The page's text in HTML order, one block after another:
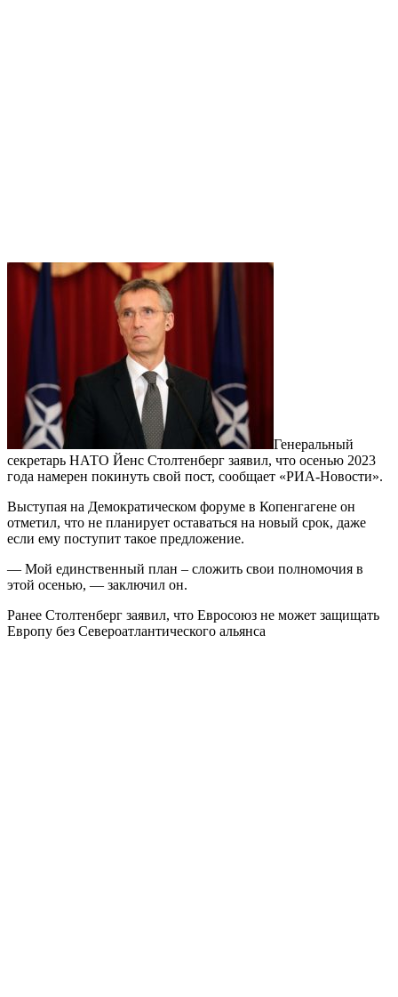
Генеральный
секретарь НАТО Йенс Столтенберг заявил, что осенью 2023
года намерен покинуть свой пост, сообщает «РИА-Новости».
Выступая на Демократическом форуме в Копенгагене он
отметил, что не планирует оставаться на новый срок, даже
если ему поступит такое предложение.
— Мой единственный план – сложить свои полномочия в
этой осенью, — заключил он.
Ранее Столтенберг заявил, что Евросоюз не может защищать
Европу без Североатлантического альянса